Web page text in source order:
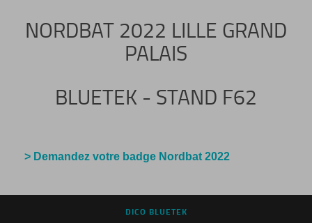
NORDBAT 2022 LILLE GRAND
PALAIS
BLUETEK - STAND F62
> Demandez votre badge Nordbat 2022
DICO BLUETEK